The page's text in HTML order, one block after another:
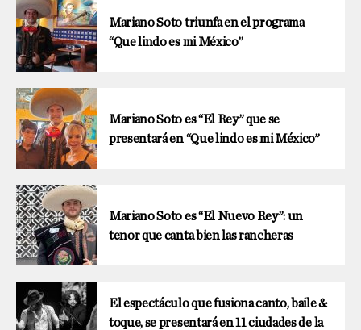
Mariano Soto triunfa en el programa
“Que lindo es mi México”
Mariano Soto es “El Rey” que se
presentará en “Que lindo es mi México”
Mariano Soto es “El Nuevo Rey”: un
tenor que canta bien las rancheras
El espectáculo que fusiona canto, baile &
toque, se presentará en 11 ciudades de la